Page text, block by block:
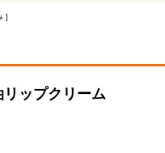
]
ップクリーム